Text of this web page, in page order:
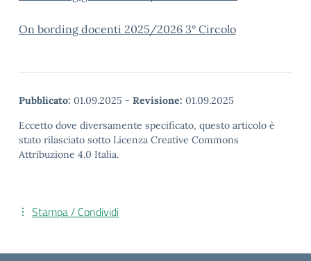
On bording docenti 2025/2026 3° Circolo
Pubblicato: 01.09.2025 - Revisione: 01.09.2025
Eccetto dove diversamente specificato, questo articolo è
stato rilasciato sotto Licenza Creative Commons
Attribuzione 4.0 Italia.
Stampa / Condividi